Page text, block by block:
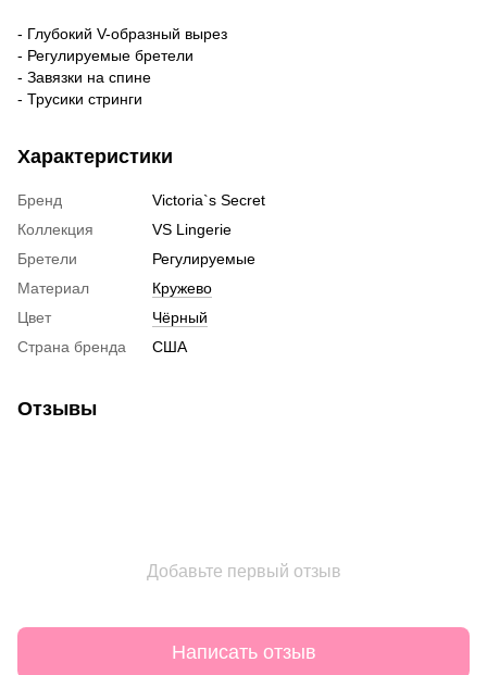
- Глубокий V-образный вырез
- Регулируемые бретели
- Завязки на спине
- Трусики стринги
Характеристики
Бренд
Victoria`s Secret
Коллекция
VS Lingerie
Бретели
Регулируемые
Материал
Кружево
Цвет
Чёрный
Страна бренда
США
Отзывы
Добавьте первый отзыв
Написать отзыв